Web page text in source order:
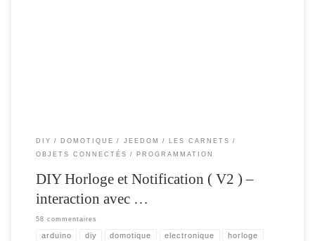
DIY DOMOTIQUE JEEDOM
LES CARNETS
OBJETS CONNECTÉS
PROGRAMMATION
DIY Horloge et Notification ( V2 ) –
interaction avec …
58 commentaires
arduino diy domotique electronique horloge